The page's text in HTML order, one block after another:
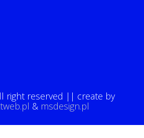
right reserved || create by
& msdesign.pl